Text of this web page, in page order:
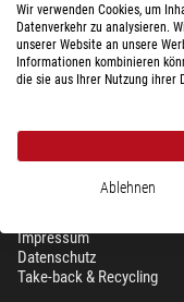
SICHERHEIT &
Impressum
Datenschutz
Take-back & Recycling
Wir verwenden Cookies, um
Datenverkehr zu analysieren.
unserer Website an unsere
Informationen kombinieren
die sie aus Ihrer Nutzung ihrer
Ablehnen